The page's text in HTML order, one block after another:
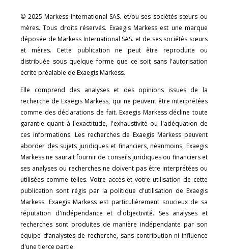
© 2025 Markess International SAS. et/ou ses sociétés sœurs ou
mères. Tous droits réservés. Exaegis Markess est une marque
déposée de Markess International SAS. et de ses sociétés sœurs
et mères. Cette publication ne peut être reproduite ou
distribuée sous quelque forme que ce soit sans l'autorisation
écrite préalable de Exaegis Markess.
Elle comprend des analyses et des opinions issues de la
recherche de Exaegis Markess, qui ne peuvent être interprétées
comme des déclarations de fait. Exaegis Markess décline toute
garantie quant à l'exactitude, l'exhaustivité ou l'adéquation de
ces informations. Les recherches de Exaegis Markess peuvent
aborder des sujets juridiques et financiers, néanmoins, Exaegis
Markess ne saurait fournir de conseils juridiques ou financiers et
ses analyses ou recherches ne doivent pas être interprétées ou
utilisées comme telles. Votre accès et votre utilisation de cette
publication sont régis par la politique d'utilisation de Exaegis
Markess. Exaegis Markess est particulièrement soucieux de sa
réputation d'indépendance et d'objectivité. Ses analyses et
recherches sont produites de manière indépendante par son
équipe d’analystes de recherche, sans contribution ni influence
d'une tierce partie.